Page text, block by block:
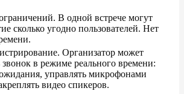
В одной встрече могут
сколько угодно пользователей. Нет
Организатор может
в режиме реального времени:
управлять микрофонами
видео спикеров.